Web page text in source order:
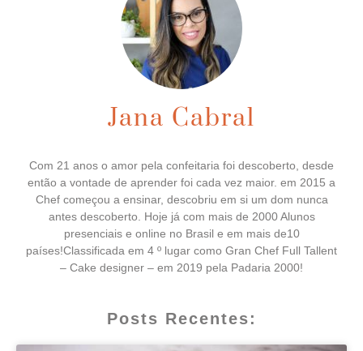
Jana Cabral
Com 21 anos o amor pela confeitaria foi descoberto, desde
então a vontade de aprender foi cada vez maior. em 2015 a
Chef começou a ensinar, descobriu em si um dom nunca
antes descoberto. Hoje já com mais de 2000 Alunos
presenciais e online no Brasil e em mais de10
países!Classificada em 4 º lugar como Gran Chef Full Tallent
– Cake designer – em 2019 pela Padaria 2000!
Posts Recentes: